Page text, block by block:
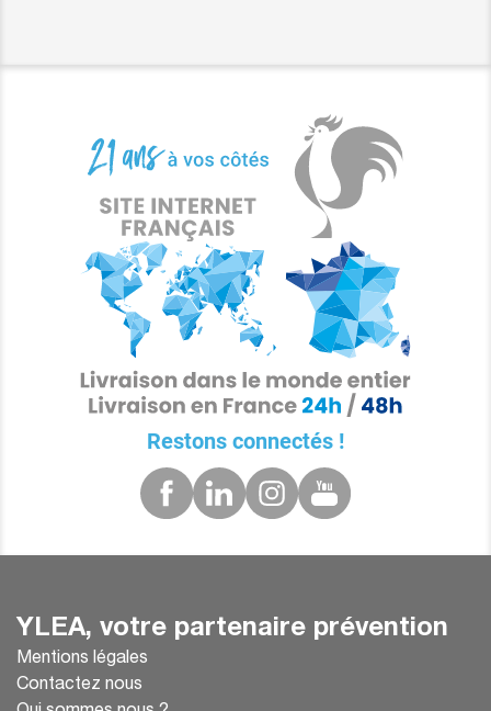
Restons connectés !
YLEA, votre partenaire prévention
Mentions légales
Contactez nous